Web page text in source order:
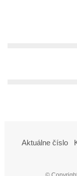
Aktuálne číslo